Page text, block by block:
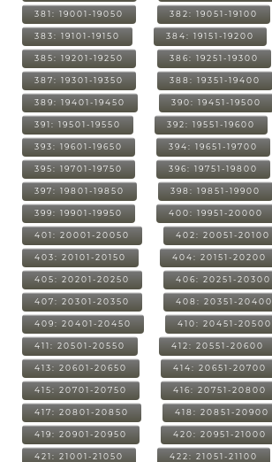
381: 19001-19050 382: 19051-19100
383: 19101-19150 384: 19151-19200
385: 19201-19250 386: 19251-19300
387: 19301-19350 388: 19351-19400
389: 19401-19450 390: 19451-19500
391: 19501-19550 392: 19551-19600
393: 19601-19650 394: 19651-19700
395: 19701-19750 396: 19751-19800
397: 19801-19850 398: 19851-19900
399: 19901-19950 400: 19951-20000
401: 20001-20050 402: 20051-20100
403: 20101-20150 404: 20151-20200
405: 20201-20250 406: 20251-20300
407: 20301-20350 408: 20351-20400
409: 20401-20450 410: 20451-20500
411: 20501-20550 412: 20551-20600
413: 20601-20650 414: 20651-20700
415: 20701-20750 416: 20751-20800
417: 20801-20850 418: 20851-20900
419: 20901-20950 420: 20951-21000
421: 21001-21050 422: 21051-21100